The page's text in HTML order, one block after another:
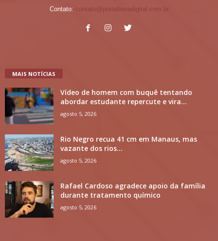
Contato: contato@portalterradigital.com.br
MAIS NOTÍCIAS
Vídeo de homem com buquê tentando
abordar estudante repercute e vira...
agosto 5, 2026
Rio Negro recua 41 cm em Manaus, mas
vazante dos rios...
agosto 5, 2026
Rafael Cardoso agradece apoio da família
durante tratamento químico
agosto 5, 2026